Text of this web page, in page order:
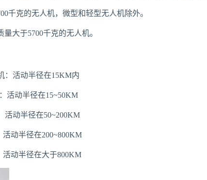
千克的无人机，微型和轻型无人机除外。
大于5700千克的无人机。
：活动半径在15KM内
活动半径在15~50KM
活动半径在50~200KM
活动半径在200~800KM
活动半径在大于800KM